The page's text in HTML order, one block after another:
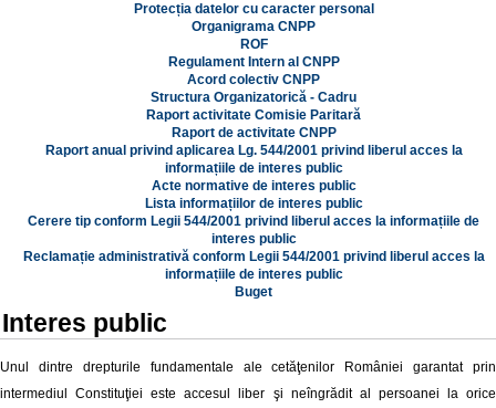
Protecția datelor cu caracter personal
Organigrama CNPP
ROF
Regulament Intern al CNPP
Acord colectiv CNPP
Structura Organizatorică - Cadru
Raport activitate Comisie Paritară
Raport de activitate CNPP
Raport anual privind aplicarea Lg. 544/2001 privind liberul acces la
informațiile de interes public
Acte normative de interes public
Lista informațiilor de interes public
Cerere tip conform Legii 544/2001 privind liberul acces la informațiile de
interes public
Reclamație administrativă conform Legii 544/2001 privind liberul acces la
informațiile de interes public
Buget
Interes public
Unul dintre drepturile fundamentale ale cetăţenilor României garantat prin
intermediul Constituţiei este accesul liber şi neîngrădit al persoanei la orice